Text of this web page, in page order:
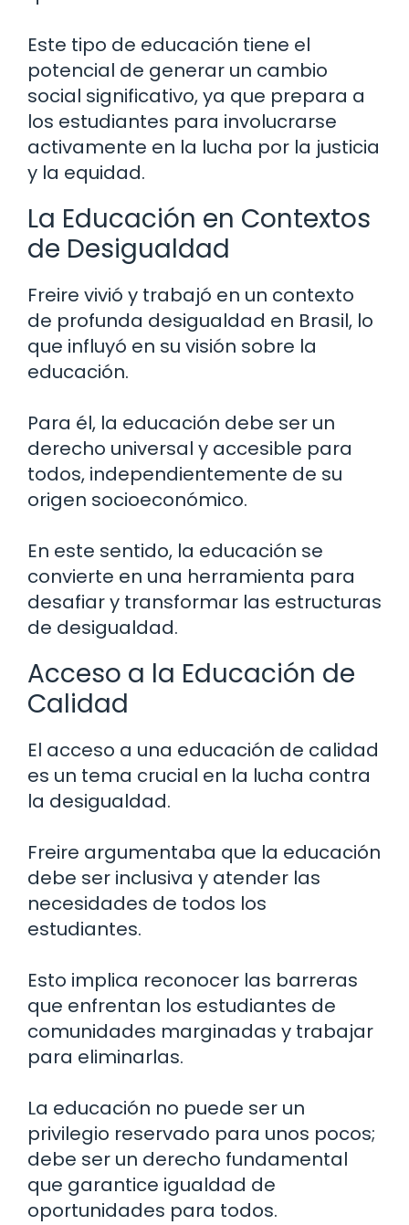
Este tipo de educación tiene el
potencial de generar un cambio
social significativo, ya que prepara a
los estudiantes para involucrarse
activamente en la lucha por la justicia
y la equidad.
La Educación en Contextos
de Desigualdad
Freire vivió y trabajó en un contexto
de profunda desigualdad en Brasil, lo
que influyó en su visión sobre la
educación.
Para él, la educación debe ser un
derecho universal y accesible para
todos, independientemente de su
origen socioeconómico.
En este sentido, la educación se
convierte en una herramienta para
desafiar y transformar las estructuras
de desigualdad.
Acceso a la Educación de
Calidad
El acceso a una educación de calidad
es un tema crucial en la lucha contra
la desigualdad.
Freire argumentaba que la educación
debe ser inclusiva y atender las
necesidades de todos los
estudiantes.
Esto implica reconocer las barreras
que enfrentan los estudiantes de
comunidades marginadas y trabajar
para eliminarlas.
La educación no puede ser un
privilegio reservado para unos pocos;
debe ser un derecho fundamental
que garantice igualdad de
oportunidades para todos.